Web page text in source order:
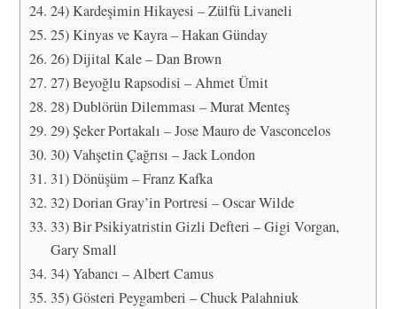
24) Kardeşimin Hikayesi – Zülfü Livaneli
25) Kinyas ve Kayra – Hakan Günday
26) Dijital Kale – Dan Brown
27) Beyoğlu Rapsodisi – Ahmet Ümit
28) Dublörün Dilemması – Murat Menteş
29) Şeker Portakalı – Jose Mauro de Vasconcelos
30) Vahşetin Çağrısı – Jack London
31) Dönüşüm – Franz Kafka
32) Dorian Gray’in Portresi – Oscar Wilde
33) Bir Psikiyatristin Gizli Defteri – Gigi Vorgan,
Gary Small
34) Yabancı – Albert Camus
35) Gösteri Peygamberi – Chuck Palahniuk